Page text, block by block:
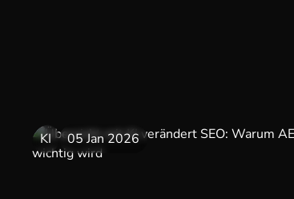
KI 05 Jan 2026